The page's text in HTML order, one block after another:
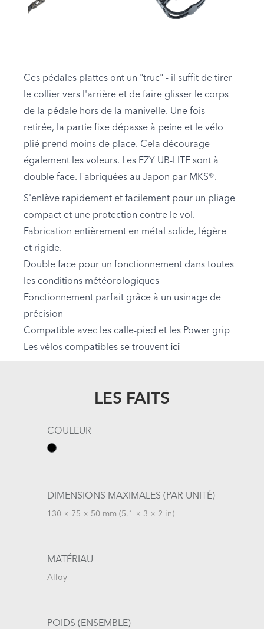
Ces pédales plattes ont un "truc" - il suffit de tirer
le collier vers l'arrière et de faire glisser le corps
de la pédale hors de la manivelle. Une fois
retirée, la partie fixe dépasse à peine et le vélo
plié prend moins de place. Cela décourage
également les voleurs. Les EZY UB-LITE sont à
double face. Fabriquées au Japon par MKS®.
S'enlève rapidement et facilement pour un pliage
compact et une protection contre le vol.
Fabrication entièrement en métal solide, légère
et rigide.
Double face pour un fonctionnement dans toutes
les conditions météorologiques
Fonctionnement parfait grâce à un usinage de
précision
Compatible avec les calle-pied et les Power grip
Les vélos compatibles se trouvent ici
LES FAITS
COULEUR
DIMENSIONS MAXIMALES (PAR UNITÉ)
130 × 75 × 50 mm (5,1 × 3 × 2 in)
MATÉRIAU
Alloy
POIDS (ENSEMBLE)